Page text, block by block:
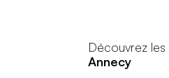
Découvrez les
Annecy